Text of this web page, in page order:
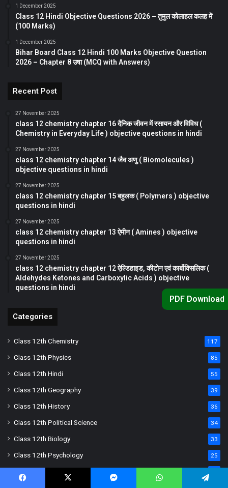
1 December 2025
Class 12 Hindi Objective Questions 2026 – तुमुल कोलाहल कलह में
(100 Marks)
1 December 2025
Bihar Board Class 12 Hindi 100 Marks Objective Question
2026 – Chapter 8 उषा (MCQ with Answers)
Recent Post
27 November 2025
class 12 chemistry chapter 16 दैनिक जीवन में रसायन और विविध (
Chemistry in Everyday Life ) objective questions in hindi
27 November 2025
class 12 chemistry chapter 14 जैव अणु ( Biomolecules )
objective questions in hindi
27 November 2025
class 12 chemistry chapter 15 बहुलक ( Polymers ) objective
questions in hindi
27 November 2025
class 12 chemistry chapter 13 ऐमीन ( Amines ) objective
questions in hindi
27 November 2025
class 12 chemistry chapter 12 ऐल्डिहाइड, कीटोन एवं कार्बोक्सिलिक (
Aldehydes Ketones and Carboxylic Acids ) objective
questions in hindi
Categories
Class 12th Chemistry 117
Class 12th Physics 85
Class 12th Hindi 55
Class 12th Geography 39
Class 12th History 36
Class 12th Political Science 34
Class 12th Biology 33
Class 12th Psychology 25
PDF Download